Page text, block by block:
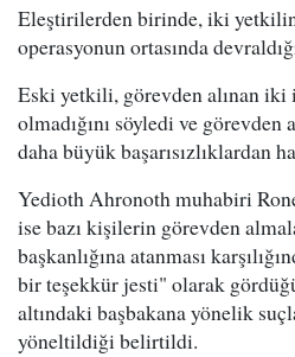
Eleştirilerden birinde, iki
operasyonun ortasında
Eski yetkili, görevden alınan iki
olmadığını söyledi ve
daha büyük başarısızlıklardan
Yedioth Ahronoth muhabiri
ise bazı kişilerin görevden
başkanlığına atanması
bir teşekkür jesti" olarak
altındaki başbakana yönelik
yöneltildiği belirtildi.